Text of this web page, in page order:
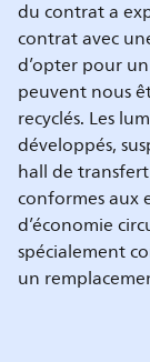
du contrat a
contrat avec
d’opter pour
peuvent nous
recyclés. Les
développés,
hall de
conformes aux
d’économie
spécialement
un